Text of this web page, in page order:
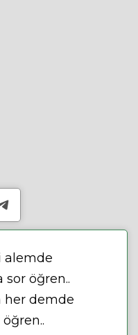
alemde
öğren..
her demde
öğren..